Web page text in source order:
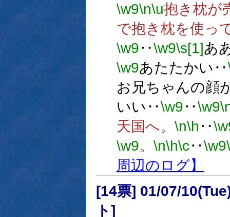
\w9\n\u抱き枕が
で抱き枕を使っ
\w9‥\w9\s[1]あ
\w9あたたかい‥
お兄ちゃんの顔
いい‥\w9‥\w9
天国へ。 \n\h ‥
\w9。 \n\h\c‥\w9
周辺のログ】
[14票] 01/07/
ト]